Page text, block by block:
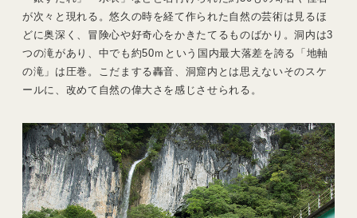
が次々と現れる。悠久の時を経て作られた自然の芸術は見るほ
どに奥深く、冒険心や好奇心をかきたてるものばかり。洞内は3
つの滝があり、中でも約50ｍという国内最大落差を誇る「地軸
の滝」は圧巻。こだまする轟音、洞窟内とは思えないそのスケ
ールに、改めて自然の偉大さを感じさせられる。